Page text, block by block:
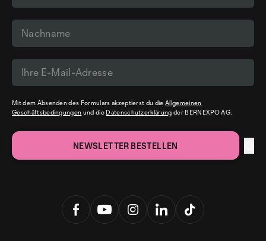
Mit dem Absenden des Formulars akzeptierst du dieAllgemeinen
Geschäftsbedingungen und die Datenschutzerklärung der BERNEXPO AG.